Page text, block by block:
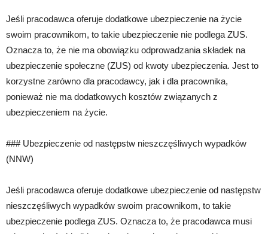
Jeśli pracodawca oferuje dodatkowe ubezpieczenie na życie
swoim pracownikom, to takie ubezpieczenie nie podlega ZUS.
Oznacza to, że nie ma obowiązku odprowadzania składek na
ubezpieczenie społeczne (ZUS) od kwoty ubezpieczenia. Jest to
korzystne zarówno dla pracodawcy, jak i dla pracownika,
ponieważ nie ma dodatkowych kosztów związanych z
ubezpieczeniem na życie.
### Ubezpieczenie od następstw nieszczęśliwych wypadków
(NNW)
Jeśli pracodawca oferuje dodatkowe ubezpieczenie od następstw
nieszczęśliwych wypadków swoim pracownikom, to takie
ubezpieczenie podlega ZUS. Oznacza to, że pracodawca musi